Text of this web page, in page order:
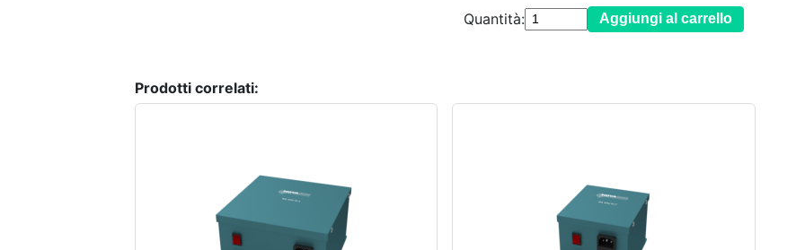
Quantità: Aggiungi al carrello
Prodotti correlati: